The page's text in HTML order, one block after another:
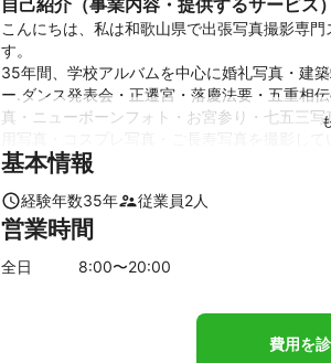
自己紹介（事業内容・提供するサービス）
こんにちは、私は和歌山県で出張写真撮影専
す。
35年間、学校アルバムを中心に婚礼写真・建
ー.ダンス発表会・正遷宮・落慶法要・五重相
真・ニューボーンフォト・お宮参り・七五三
いつでも、どこでも、だれでもの意味を込めて
気軽にご依頼ください。
フォトマスター1級を持っています。
基本情報
経験年数35年 従業員2人
営業時間
全日 8:00〜20:00
費用を